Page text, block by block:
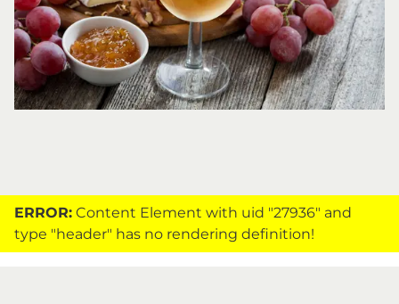
ERROR: Content Element with uid "27936" and
type "header" has no rendering definition!